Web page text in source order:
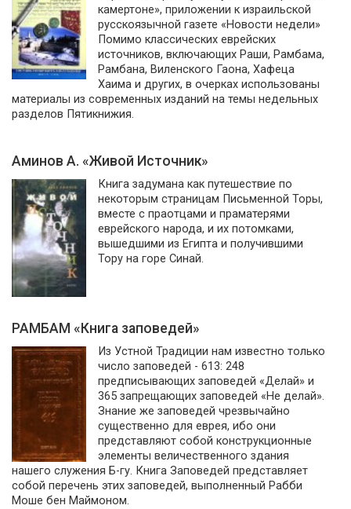
камертоне», приложении к израильской
русскоязычной газете «Новости недели»
Помимо классических еврейских
источников, включающих Раши, Рамбама,
Рамбана, Виленского Гаона, Хафеца
Хаима и других, в очерках использованы
материалы из современных изданий на темы недельных
разделов Пятикнижия.
Аминов А. «Живой Источник»
Книга задумана как путешествие по
некоторым страницам Письменной Торы,
вместе с праотцами и праматерями
еврейского народа, и их потомками,
вышедшими из Египта и получившими
Тору на горе Синай.
РАМБАМ «Книга заповедей»
Из Устной Традиции нам известно только
число заповедей - 613: 248
предписывающих заповедей «Делай» и
365 запрещающих заповедей «Не делай».
Знание же заповедей чрезвычайно
существенно для еврея, ибо они
представляют собой конструкционные
элементы величественного здания
нашего служения Б-гу. Книга Заповедей представляет
собой перечень этих заповедей, выполненный Рабби
Моше бен Маймоном.